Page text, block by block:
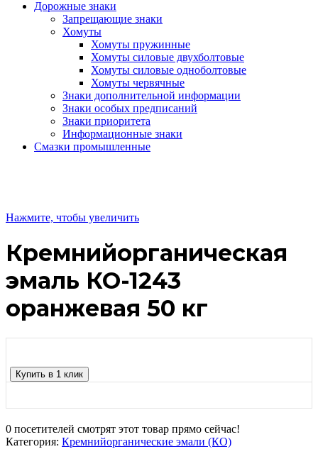
Дорожные знаки
Запрещающие знаки
Хомуты
Хомуты пружинные
Хомуты силовые двухболтовые
Хомуты силовые одноболтовые
Хомуты червячные
Знаки дополнительной информации
Знаки особых предписаний
Знаки приоритета
Информационные знаки
Смазки промышленные
Нажмите, чтобы увеличить
Кремнийорганическая
эмаль КО-1243
оранжевая 50 кг
Купить в 1 клик
0 посетителей смотрят этот товар прямо сейчас!
Категория: Кремнийорганические эмали (КО)